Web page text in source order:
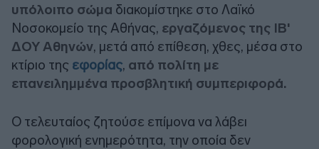
υπόλοιπο σώμα διακομίστηκε στο Λαϊκό
Νοσοκομείο της Αθήνας, εργαζόμενος της ΙΒ'
ΔΟΥ Αθηνών, μετά από επίθεση, χθες, μέσα στο
κτίριο της εφορίας, από πολίτη με
επανειλημμένα προσβλητική συμπεριφορά.
Ο τελευταίος ζητούσε επίμονα να λάβει
φορολογική ενημερότητα, την οποία δεν